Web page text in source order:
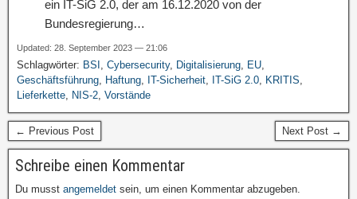
ein IT-SiG 2.0, der am 16.12.2020 von der
Bundesregierung…
Updated: 28. September 2023 — 21:06
Schlagwörter: BSI , Cybersecurity, Digitalisierung, EU,
Geschäftsführung, Haftung, IT-Sicherheit, IT-SiG 2.0, KRITIS,
Lieferkette, NIS-2, Vorstände
← Previous Post Next Post →
Schreibe einen Kommentar
Du musst angemeldet sein, um einen Kommentar abzugeben.